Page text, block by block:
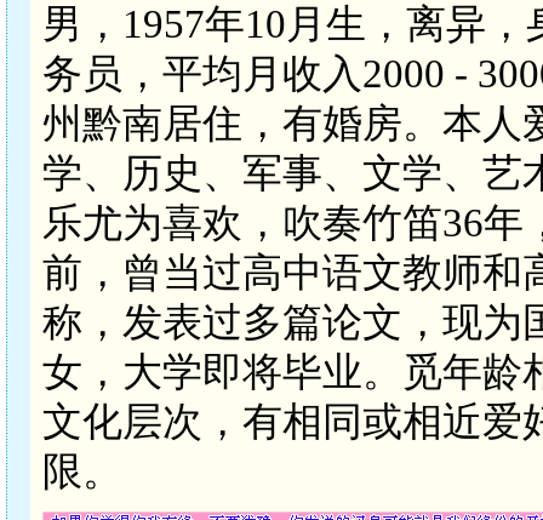
男，1957年10月生，离异
务员，平均月收入2000 -
州黔南居住，有婚房。本人
学、历史、军事、文学、艺
乐尤为喜欢，吹奏竹笛36
前，曾当过高中语文教师和
称，发表过多篇论文，现为
女，大学即将毕业。觅年龄
文化层次，有相同或相近爱
限。